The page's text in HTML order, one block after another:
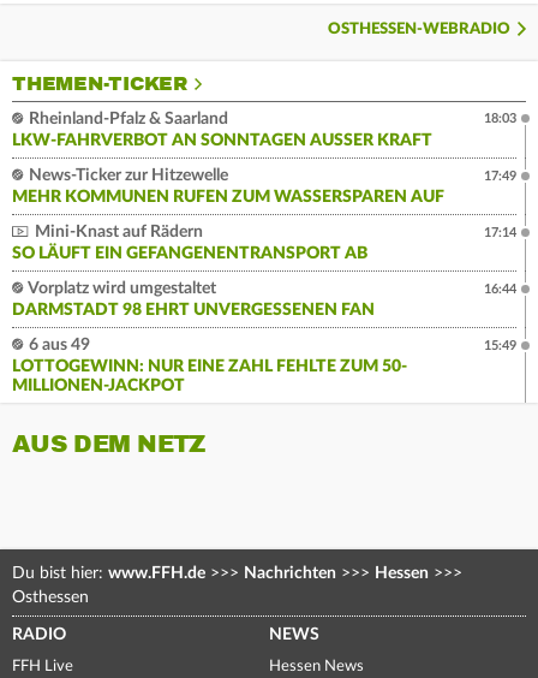
OSTHESSEN-WEBRADIO
THEMEN-TICKER
Rheinland-Pfalz & Saarland
LKW-FAHRVERBOT AN SONNTAGEN AUSSER KRAFT
18:03
News-Ticker zur Hitzewelle
MEHR KOMMUNEN RUFEN ZUM WASSERSPAREN AUF
17:49
Mini-Knast auf Rädern
SO LÄUFT EIN GEFANGENENTRANSPORT AB
17:14
Vorplatz wird umgestaltet
DARMSTADT 98 EHRT UNVERGESSENEN FAN
16:44
6 aus 49
LOTTOGEWINN: NUR EINE ZAHL FEHLTE ZUM 50-
MILLIONEN-JACKPOT
15:49
AUS DEM NETZ
Du bist hier: www.FFH.de >>> Nachrichten >>> Hessen >>>
Osthessen
RADIO
FFH Live
NEWS
Hessen News